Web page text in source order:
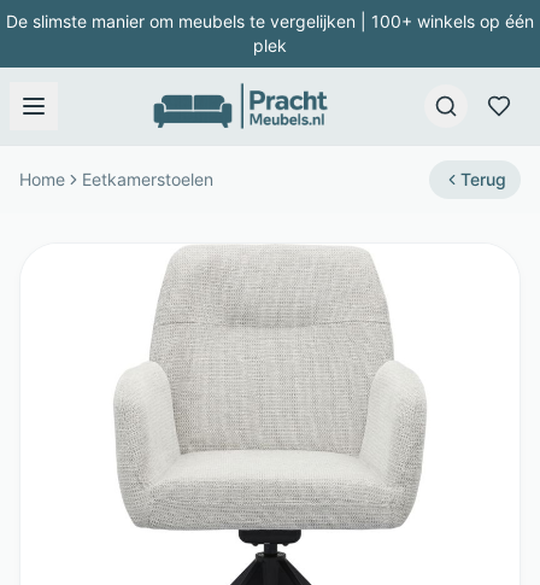
De slimste manier om meubels te vergelijken | 100+ winkels op één
plek
Home Eetkamerstoelen Terug